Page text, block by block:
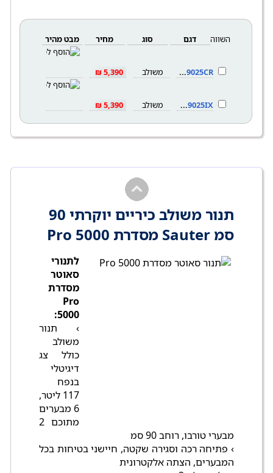
השווה דגם סוג מחיר מבט מהיר
SBC9025CR משולב 5,390 ₪
SBC9025IX משולב 5,390 ₪
תנור משולב כיריים יוקרתי 90
סמ Sauter מסדרת Pro 5000
לתנורי
סאוטר
מסדרת
Pro
5000:
› תנור
משולב
כולל צג
דיגיטלי
בנפח
117 ליטר,
6 מבערים
מתוכם 2
מבערי טורבו, רוחב 90 סמ
› פתיחה רכה וסגירה שקטה, חיישני בטיחות בכל
המבערים, הצתה אלקטרונית